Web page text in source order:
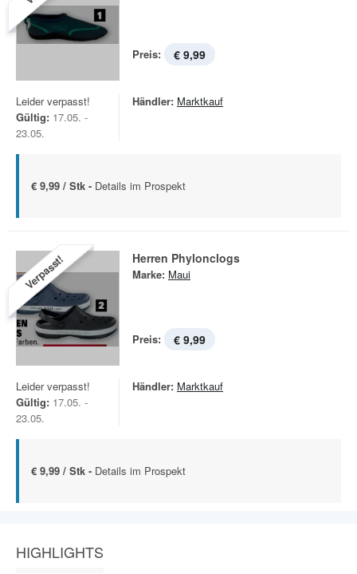
Preis: € 9,99
Leider verpasst!
Gültig: 17.05. -
23.05.
Händler: Marktkauf
€ 9,99 / Stk - Details im Prospekt
Verpasst! Herren Phylonclogs
Marke: Maui
Preis: € 9,99
Leider verpasst!
Gültig: 17.05. -
23.05.
Händler: Marktkauf
€ 9,99 / Stk - Details im Prospekt
HIGHLIGHTS